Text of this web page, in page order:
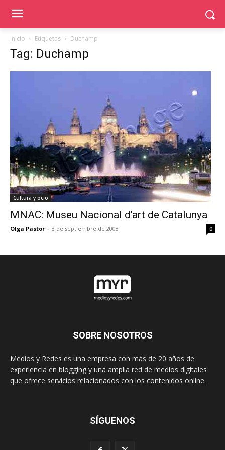
Inicio Etiquetas Duchamp
Tag: Duchamp
Cultura y ocio
MNAC: Museu Nacional d’art de Catalunya
Olga Pastor - 8 de septiembre de 2008 0
SOBRE NOSOTROS
Medios y Redes es una empresa con más de 20 años de
experiencia en blogging y una amplia red de medios digitales
que ofrece servicios relacionados con los contenidos online.
SÍGUENOS